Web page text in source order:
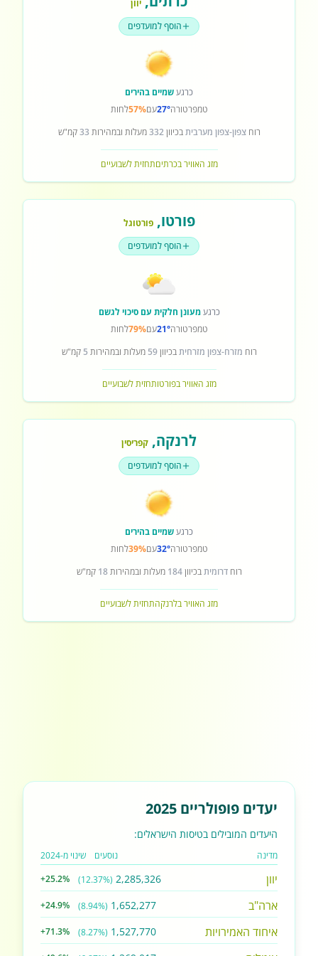
יוון
הוסף למועדפים
כרגעשמיים בהירים
טמפרטורה27°עם57%לחות
רוחצפון-צפון מערביתבכיוון332מעלות ובמהירות 33קמ"ש
מזג האוויר בכרתיםתחזית לשבועיים
פורטו,פורטוגל
הוסף למועדפים
כרגעמעונן חלקית עם סיכוי לגשם
טמפרטורה21°עם79%לחות
רוח מזרח-צפון מזרחיתבכיוון59 מעלות ובמהירות 5 קמ"ש
מזג האוויר בפורטותחזית לשבועיים
לרנקה, קפריסין
הוסף למועדפים
כרגעשמיים בהירים
טמפרטורה32°עם39%לחות
רוחדרומיתבכיוון184 מעלות ובמהירות18 קמ"ש
מזג האוויר בלרנקהתחזית לשבועיים
יעדים פופולריים 2025
היעדים המובילים בטיסות הישראלים:
מדינה נוסעים שינוי מ-2024
יוון 2,285,326
(12.37%)
+25.2%
ארה"ב 1,652,277
(8.94%)
+24.9%
איחוד האמירויות 1,527,770
(8.27%)
+71.3%